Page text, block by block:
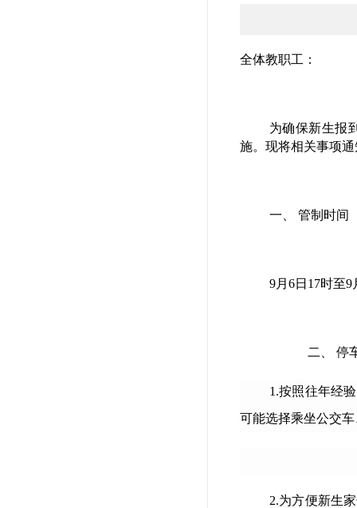
全体教职工：
为确保新生报
施。现将相关事项
一、 管制时间
9月6日17时至9
二、 停
1.按照往年经
可能选择乘坐公交
2.为方便新生